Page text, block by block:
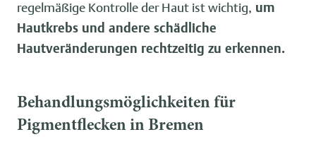
regelmäßige Kontrolle der Haut ist wichtig, um
Hautkrebs und andere schädliche
Hautveränderungen rechtzeitig zu erkennen.
Behandlungsmöglichkeiten für
Pigmentflecken in Bremen